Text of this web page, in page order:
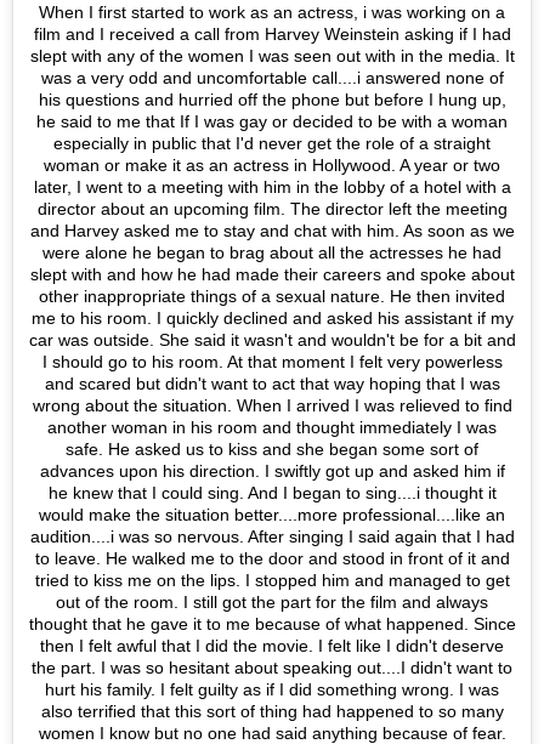
When I first started to work as an actress, i was working on a
film and I received a call from‎ Harvey Weinstein asking if I had
slept with any of the women I was seen out with in the media. It
was a very odd and uncomfortable call....i answered none of
his questions and hurried off the phone but before I hung up,
he said to me that If I was gay or decided to be with a woman
especially in public that I'd never get the role of a straight
woman or make it as an actress in Hollywood. A year or two
later, I went to a meeting with him in the lobby of a hotel with a
director about an upcoming film. The director left the meeting
and Harvey asked me to stay and chat with him. As soon as we
were alone he began to brag about all the actresses he had
slept with and how he had made their careers and spoke about
other inappropriate things of a sexual nature. He then invited
me to his room. I quickly declined and asked his assistant if my
car was outside. She said it wasn't and wouldn't be for a bit and
I should go to his room. At that moment I felt very powerless
and scared but didn't want to act that way hoping that I was
wrong about the situation. When I arrived I was relieved to find
another woman in his room and thought immediately I was
safe. He asked us to kiss and she began some sort of
advances upon his direction. I swiftly got up and asked him if
he knew that I could sing. And I began to sing....i thought it
would make the situation better....more professional....like an
audition....i was so nervous. After singing I said again that I had
to leave. He walked me to the door and stood in front of it and
tried to kiss me on the lips. I stopped him and managed to get
out of the room. I still got the part for the film and always
thought that he gave it to me because of what happened. Since
then I felt awful that I did the movie. I felt like I didn't deserve
the part. I was so hesitant about speaking out....I didn't want to
hurt his family. I felt guilty as if I did something wrong. I was
also terrified that this sort of thing had happened to so many
women I know but no one had said anything because of fear.